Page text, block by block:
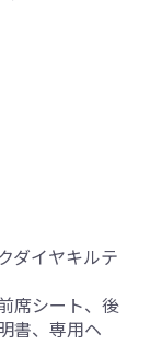
ダイヤキルテ
席シート、後
書、専用ヘ